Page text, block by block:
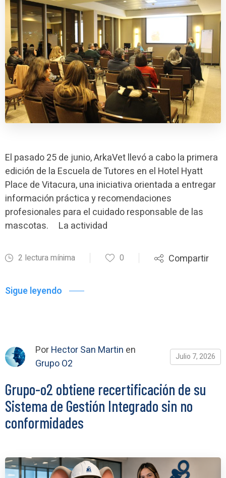
El pasado 25 de junio, ArkaVet llevó a cabo la primera
edición de la Escuela de Tutores en el Hotel Hyatt
Place de Vitacura, una iniciativa orientada a entregar
información práctica y recomendaciones
profesionales para el cuidado responsable de las
mascotas. La actividad
2 lectura mínima 0 Compartir
Sigue leyendo
PorHector San Martin en
Grupo O2
Julio 7, 2026
Grupo-o2 obtiene recertificación de su
Sistema de Gestión Integrado sin no
conformidades